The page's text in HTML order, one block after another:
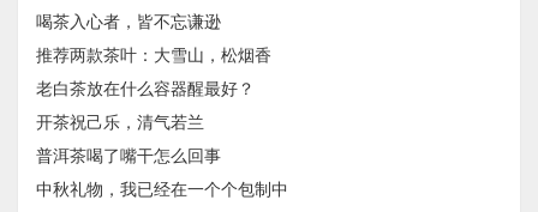
喝茶入心者，皆不忘谦逊
推荐两款茶叶：大雪山，松烟香
老白茶放在什么容器醒最好？
开茶祝己乐，清气若兰
普洱茶喝了嘴干怎么回事
中秋礼物，我已经在一个个包制中